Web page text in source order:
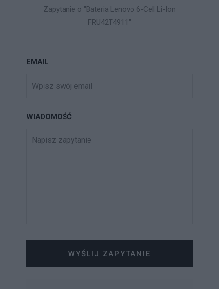
Zapytanie o "Bateria Lenovo 6-Cell Li-Ion
FRU42T4911"
EMAIL
WIADOMOŚĆ
WYŚLIJ ZAPYTANIE